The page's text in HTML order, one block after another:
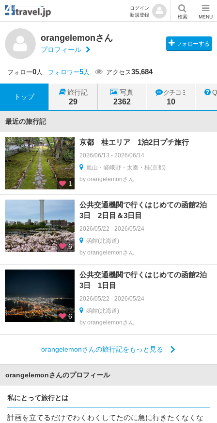
ログイン
新規登録
検索 MENU
orangelemonさん
プロフィール
フォローする
フォロー0人 フォロワー5人 アクセス35,684
トップ
旅行記
29
写真
2362
クチコミ
10
最近の旅行記
1
京都 桂エリア 1泊2日プチ旅行
2026/06/13 - 2026/06/14
嵐山・嵯峨野・太秦・桂(京都)
by orangelemonさん
6
公共交通機関で行くはじめての函館2泊
3日 2日目＆3日目
2026/05/22 - 2026/05/24
函館(北海道)
by orangelemonさん
6
公共交通機関で行くはじめての函館2泊
3日 1日目
2026/05/22 - 2026/05/24
函館(北海道)
by orangelemonさん
orangelemonさんの旅行記をもっと見る
orangelemonさんのプロフィール
私にとって旅行とは
計画を立てるだけでわくわくしてたのに急に行きたくなくな